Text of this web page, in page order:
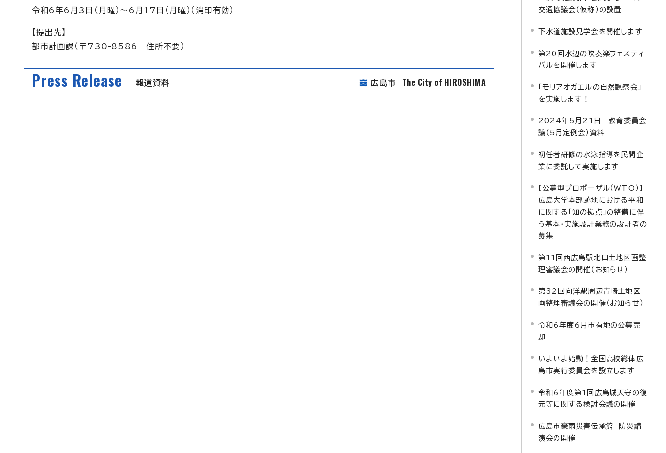
令和6年6月3日（月曜）～6月17日（月曜）（消印有効）
【提出先】
都市計画課（〒730-8586 住所不要）
Press Release 報道資料 広島市 The City of HIROSHIMA
交通協議会（仮称）の設置
下水道施設見学会を開催します
第20回水辺の吹奏楽フェスティ
バルを開催します
「モリアオガエルの自然観察会」
を実施します！
2024年5月21日 教育委員会
議（5月定例会）資料
初任者研修の水泳指導を民間企
業に委託して実施します
【公募型プロポーザル（WTO）】
広島大学本部跡地における平和
に関する「知の拠点」の整備に伴
う基本・実施設計業務の設計者の
募集
第11回西広島駅北口土地区画整
理審議会の開催（お知らせ）
第32回向洋駅周辺青崎土地区
画整理審議会の開催（お知らせ）
令和6年度6月市有地の公募売
却
いよいよ始動！全国高校総体広
島市実行委員会を設立します
令和6年度第1回広島城天守の復
元等に関する検討会議の開催
広島市豪雨災害伝承館 防災講
演会の開催